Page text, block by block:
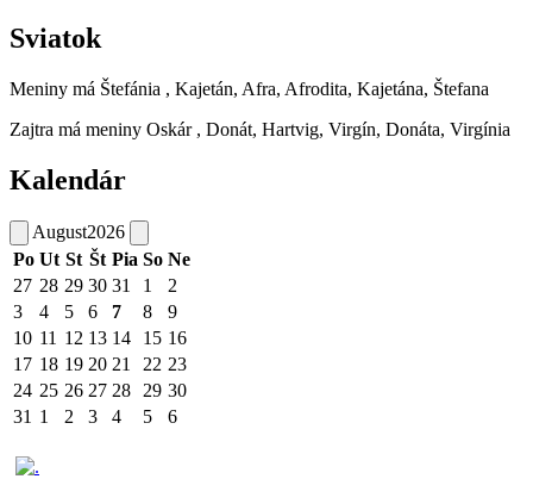
Sviatok
Meniny má Štefánia , Kajetán, Afra, Afrodita, Kajetána, Štefana
Zajtra má meniny Oskár , Donát, Hartvig, Virgín, Donáta, Virgínia
Kalendár
August2026
Po Ut St Št Pia So Ne
27 28 29 30 31 1
2
3
4 5 6 7 8
9
10 11 12 13 14 15 16
17 18 19 20 21 22 23
24 25 26 27 28 29 30
31 1 2 3 4 5 6